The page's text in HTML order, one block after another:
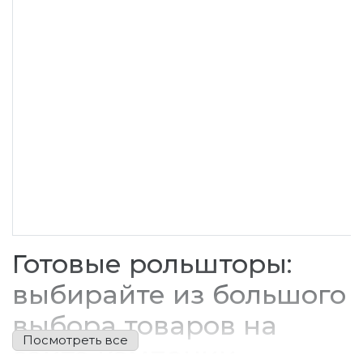
Готовые рольшторы:
выбирайте из большого
выбора товаров на
сайте компании